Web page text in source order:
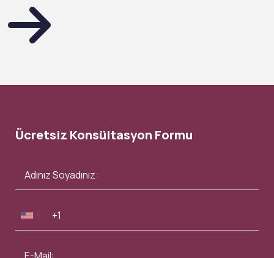
Ücretsiz Konsültasyon Formu